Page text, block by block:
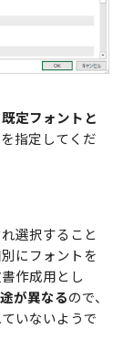
定フォントと
指定してくだ
選択すること
にフォントを
作成用とし
が異なるので、
いないようで